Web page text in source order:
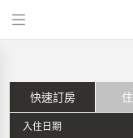
快速訂房
入住日期